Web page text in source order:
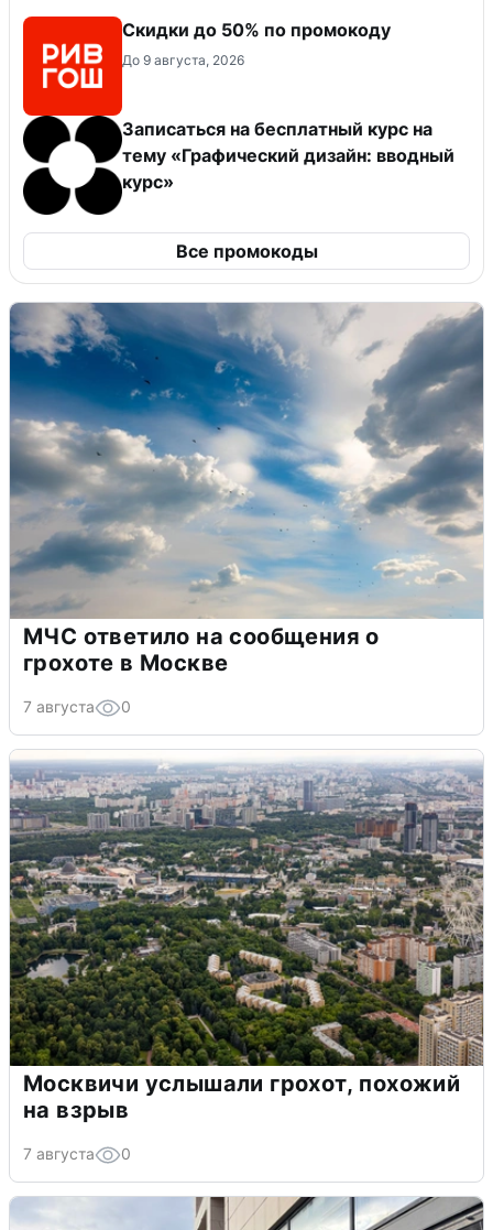
Скидки до 50% по промокоду
До 9 августа, 2026
Записаться на бесплатный курс на
тему «Графический дизайн: вводный
курс»
Все промокоды
МЧС ответило на сообщения о
грохоте в Москве
7 августа 0
Москвичи услышали грохот, похожий
на взрыв
7 августа 0